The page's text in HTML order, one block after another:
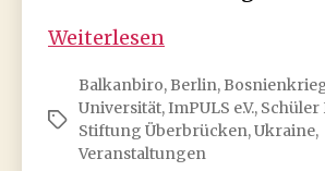
Weiterlesen
–
Ukraine
2022:
Schlagwörter
Balkanbiro, Berlin,
Universität,ImPULS e.V., Schüler
Stiftung Überbrücken,Ukraine,
Veranstaltungen